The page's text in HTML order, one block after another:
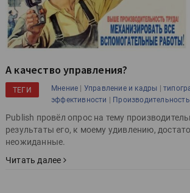
А качество управления?
ТЕГИ Мнение | Управление и кадры |
эффективности |
Publish провёл опрос на тему
результаты его, к моему удивлению,
неожиданные.
Читать далее